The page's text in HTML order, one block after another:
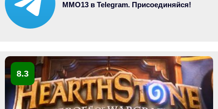
MMO13 в Telegram. Присоединяйся!
8.3